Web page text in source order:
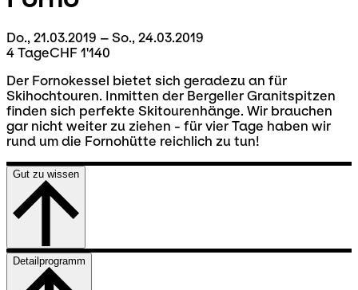
Do., 21.03.2019 – So., 24.03.2019
4 TageCHF 1'140
Der Fornokessel bietet sich geradezu an für
Skihochtouren. Inmitten der Bergeller Granitspitzen
finden sich perfekte Skitourenhänge. Wir brauchen
gar nicht weiter zu ziehen - für vier Tage haben wir
rund um die Fornohütte reichlich zu tun!
Gut zu wissen
Detailprogramm